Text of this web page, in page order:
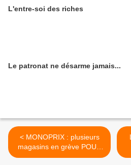
L'entre-soi des riches
Le patronat ne désarme jamais...
< MONOPRIX : plusieurs
magasins en grève POUR
DÉNONCER LE SOUS-